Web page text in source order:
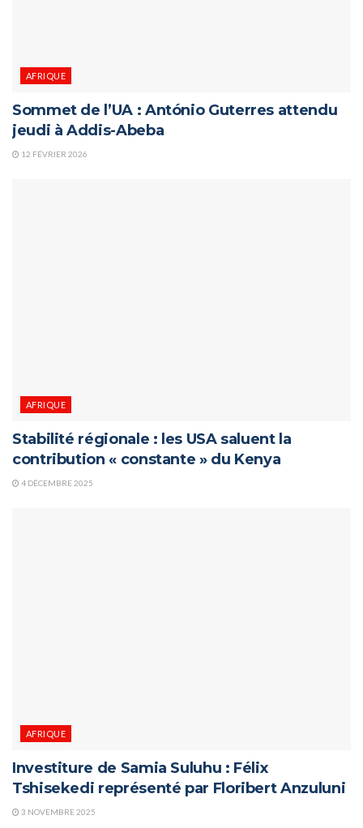
AFRIQUE
Sommet de l’UA : António Guterres attendu
jeudi à Addis-Abeba
12 FÉVRIER 2026
AFRIQUE
Stabilité régionale : les USA saluent la
contribution « constante » du Kenya
4 DÉCEMBRE 2025
AFRIQUE
Investiture de Samia Suluhu : Félix
Tshisekedi représenté par Floribert Anzuluni
3 NOVEMBRE 2025